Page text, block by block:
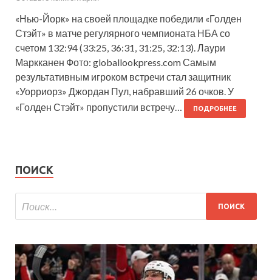
«Нью-Йорк» на своей площадке победили «Голден
Стэйт» в матче регулярного чемпионата НБА со
счетом 132:94 (33:25, 36:31, 31:25, 32:13). Лаури
Маркканен Фото: globallookpress.com Самым
результативным игроком встречи стал защитник
«Уорриорз» Джордан Пул, набравший 26 очков. У
«Голден Стэйт» пропустили встречу…
ПОДРОБНЕЕ
ПОИСК